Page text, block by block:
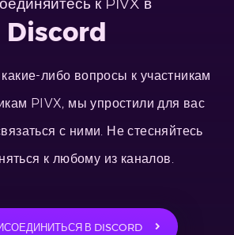
Discord
либо вопросы к участникам
PIVX, мы упростили для вас
с ними. Не стесняйтесь
к любому из каналов.
В DISCORD